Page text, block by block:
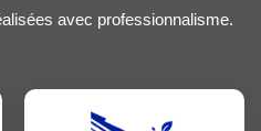
avec professionnalisme.